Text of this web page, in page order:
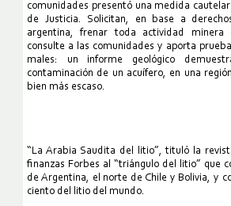
comunidades presentó una medida
de Justicia. Solicitan, en base a
argentina, frenar toda actividad
consulte a las comunidades y aporta
males: un informe geológico
contaminación de un acuífero, en una
bien más escaso.
“La Arabia Saudita del litio”, tituló la
finanzas Forbes al “triángulo del litio” que
de Argentina, el norte de Chile y Bolivia, y
ciento del litio del mundo.